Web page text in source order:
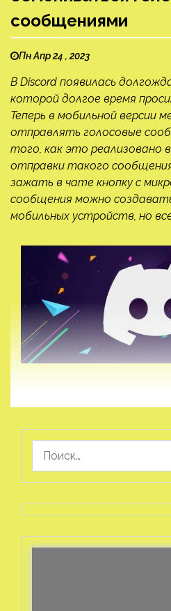
сообщениями
Пн Апр 24 , 2023
В Discord появилась
которой долгое время
Теперь в мобильной версии
отправлять голосовые
того, как это реализовано
отправки такого
зажать в чате кнопку с
сообщения можно
мобильных устройств, но